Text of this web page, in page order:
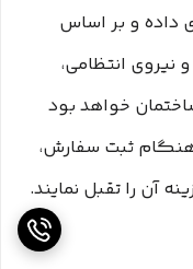
داده و بر اساس
انتظامی،
خواهد بود
ثبت سفارش،
آن را تقبل نمایند.